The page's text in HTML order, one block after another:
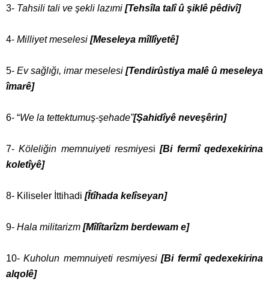
3- Tahsili tali ve şekli lazımi [Tehsîla talî û şiklê pêdivî]
4- Milliyet meselesi [Meseleya mîllîyetê]
5- Ev sağlığı, imar meselesi [Tendirûstiya malê û meseleya
îmarê]
6- “We la tettektumuş-şehade”[Şahidîyê neveşêrin]
7-Köleliğin memnuiyeti resmiyesi[Bi fermî qedexekirina
koletîyê]
8- Kiliseler İttihadi [Îtîhada kelîseyan]
9- Hala militarizm [Mîlîtarîzm berdewam e]
10-Kuholun memnuiyeti resmiyesi[Bi fermî qedexekirina
alqolê]